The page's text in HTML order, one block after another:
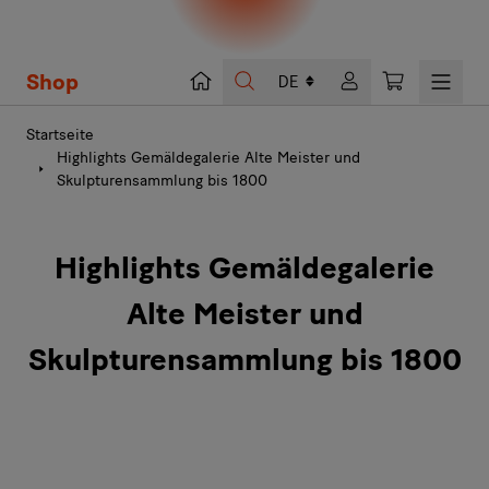
Shop Suche Warenkorb
Startseite
Highlights Gemäldegalerie Alte Meister und
Skulpturensammlung bis 1800
Highlights Gemäldegalerie
Alte Meister und
Skulpturensammlung bis 1800